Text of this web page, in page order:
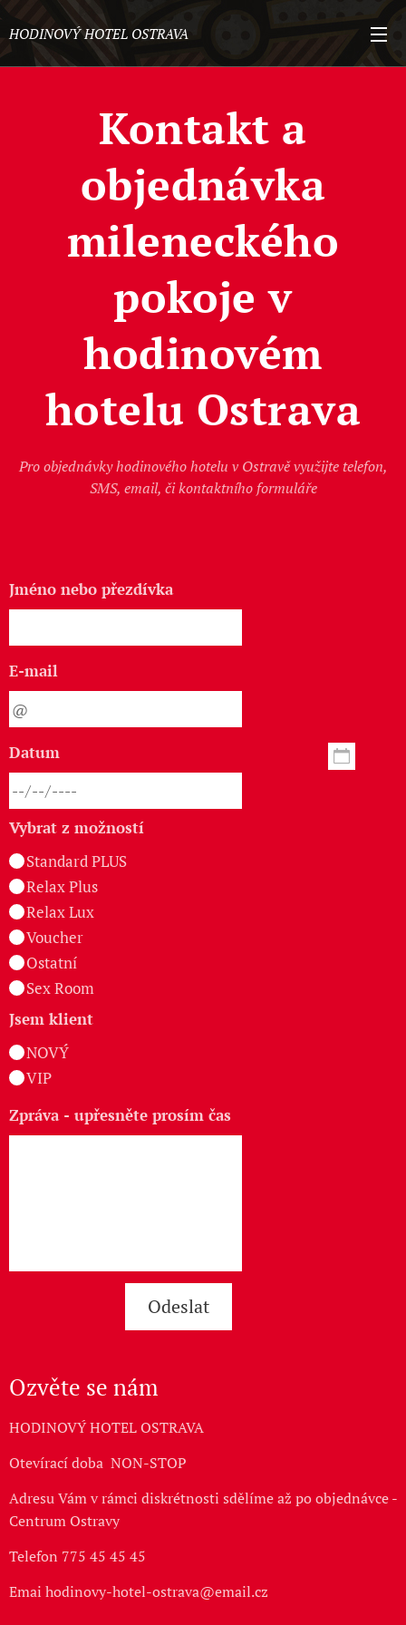
HODINOVÝ HOTEL OSTRAVA
Kontakt a
objednávka
mileneckého
pokoje v
hodinovém
hotelu Ostrava
Pro objednávky hodinového hotelu v Ostravě využijte telefon,
SMS, email, či kontaktního formuláře
Jméno nebo přezdívka
E-mail
Datum
Vybrat z možností
Standard PLUS
Relax Plus
Relax Lux
Voucher
Ostatní
Sex Room
Jsem klient
NOVÝ
VIP
Zpráva - upřesněte prosím čas
Odeslat
Ozvěte se nám
HODINOVÝ HOTEL OSTRAVA
Otevírací doba NON-STOP
Adresu Vám v rámci diskrétnosti sdělíme až po objednávce -
Centrum Ostravy
Telefon 775 45 45 45
Emai hodinovy-hotel-ostrava@email.cz